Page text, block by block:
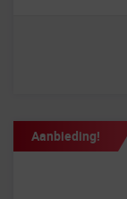
Aanbieding!